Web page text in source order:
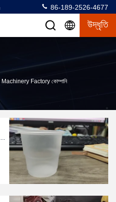
86-189-2526-4677
উদ্ধৃতি
Factory কোম্পানি